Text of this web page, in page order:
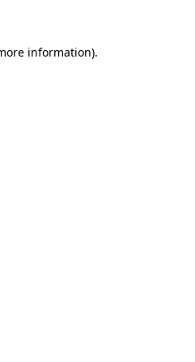
information).